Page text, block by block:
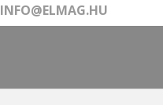
INFO@ELMAG.HU